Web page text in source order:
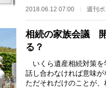
の他の親族、さまざ…
2018.06.12 07:00 週刊ポ
相続の家族会議
る？
いくら遺産相続対策を
話し合わなければ意味
ただそれだけのことが